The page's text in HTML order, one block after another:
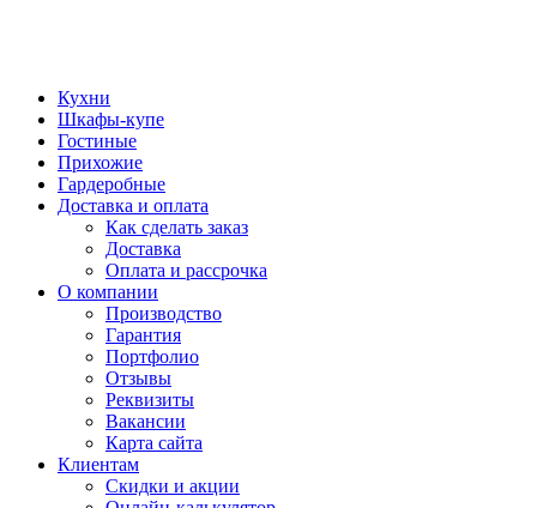
Кухни
Шкафы-купе
Гостиные
Прихожие
Гардеробные
Доставка и оплата
Как сделать заказ
Доставка
Оплата и рассрочка
О компании
Производство
Гарантия
Портфолио
Отзывы
Реквизиты
Вакансии
Карта сайта
Клиентам
Скидки и акции